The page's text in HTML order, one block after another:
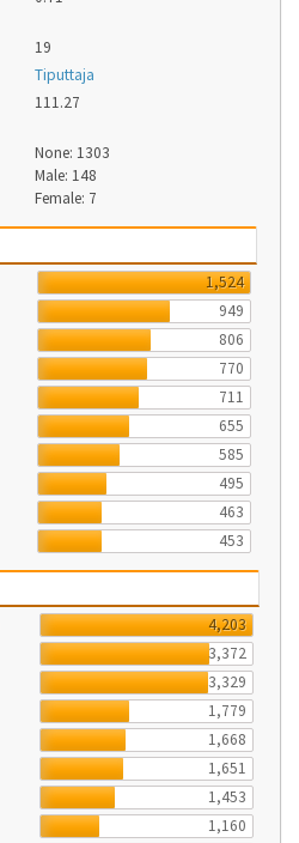
19
Tiputtaja
111.27
None: 1303
Male: 148
Female: 7
1,524
949
806
770
711
655
585
495
463
453
4,203
3,372
3,329
1,779
1,668
1,651
1,453
1,160